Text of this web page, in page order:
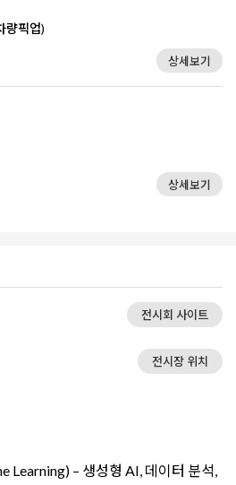
량픽업)
상세보기
상세보기
전시회 사이트
전시장 위치
Learning) – 생성형 AI, 데이터 분석,